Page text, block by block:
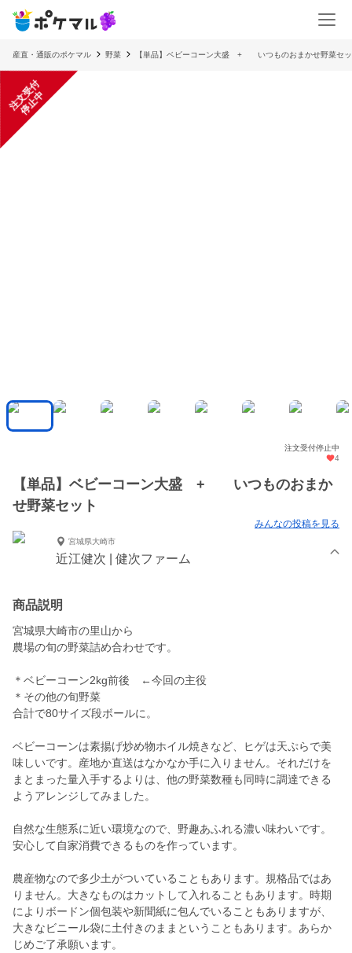
産直・通販のポケマル 野菜 【単品】ベビーコーン大盛 + いつものおまかせ野菜セ
注
文
受
付
停
止
中
注文受付停止中
4
【単品】ベビーコーン大盛 + いつものおまか
せ野菜セット
みんなの投稿を見る
宮城県大崎市
近江健次 | 健次ファーム
商品説明
宮城県大崎市の里山から
農場の旬の野菜詰め合わせです。
＊ベビーコーン2kg前後 ←今回の主役
＊その他の旬野菜
合計で80サイズ段ボールに。
ベビーコーンは素揚げ炒め物ホイル焼きなど、ヒゲは天ぷらで美
味しいです。産地か直送はなかなか手に入りません。それだけを
まとまった量入手するよりは、他の野菜数種も同時に調達できる
ようアレンジしてみました。
自然な生態系に近い環境なので、野趣あふれる濃い味わいです。
安心して自家消費できるものを作っています。
農産物なので多少土がついていることもあります。規格品ではあ
りません。大きなものはカットして入れることもあります。時期
によりボードン個包装や新聞紙に包んでいることもありますが、
大きなビニール袋に土付きのままということもあります。あらか
じめご了承願います。